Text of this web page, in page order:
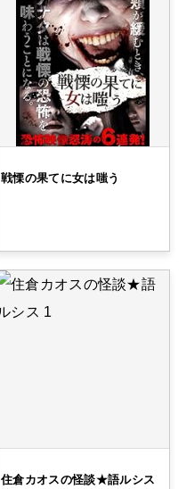
戦慄の果てに女は嗤う
住倉カオスの怪談★語ルシス